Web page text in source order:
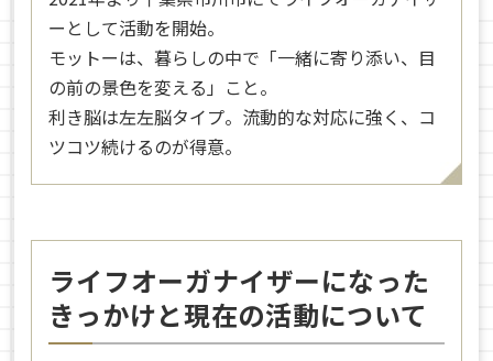
ーとして活動を開始。
モットーは、暮らしの中で「一緒に寄り添い、目
の前の景色を変える」こと。
利き脳は左左脳タイプ。流動的な対応に強く、コ
ツコツ続けるのが得意。
ライフオーガナイザーになった
きっかけと現在の活動について